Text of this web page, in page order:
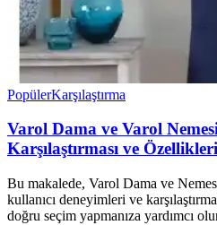
PopülerKarşılaştırma
Varol Dama ve Varol
Karşılaştırması ve Özellikleri
Bu makalede, Varol Dama ve
kullanıcı deneyimleri ve
doğru seçim yapmanıza yardımcı